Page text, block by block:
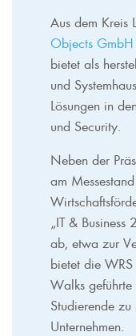
Aus dem Kreis
Objects GmbH
bietet als
und
Lösungen in
und Security.
Neben der
am
„IT &
ab, etwa zur
bietet die
Walks
Studierende
Unternehmen.